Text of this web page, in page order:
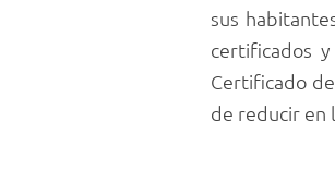
sus
certificados
Certificado
de reducir en